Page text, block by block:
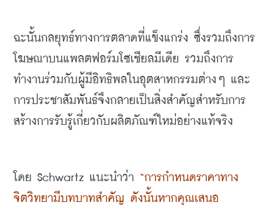
ฉะนั้นกลยุทธ์ทางการตลาดที่แข็งแกร่ง ซึ่งรวมถึงการ
โฆษณาบนแพลตฟอร์มโซเชียลมีเดีย รวมถึงการ
ทำงานร่วมกับผู้มีอิทธิพลในอุตสาหกรรมต่างๆ และ
การประชาสัมพันธ์จึงกลายเป็นสิ่งสำคัญสำหรับการ
สร้างการรับรู้เกี่ยวกับผลิตภัณฑ์ใหม่อย่างแท้จริง
โดย Schwartz แนะนำว่า “การกำหนดราคาทาง
จิตวิทยามีบทบาทสำคัญ ดังนั้นหากคุณเสนอ